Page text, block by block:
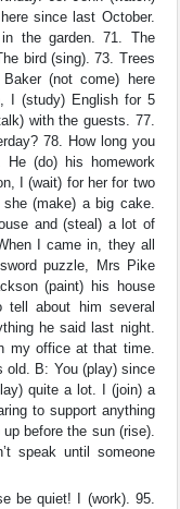
since last October.
the garden. 71. The
bird (sing). 73. Trees
(not come) here
I (study) English for 5
with the guests. 77.
78. How long you
(do) his homework
I (wait) for her for two
(make) a big cake.
and (steal) a lot of
I came in, they all
puzzle, Mrs Pike
(paint) his house
about him several
he said last night.
my office at that time.
old. B: You (play) since
quite a lot. I (join) a
to support anything
before the sun (rise).
speak until someone
be quiet! I (work). 95.